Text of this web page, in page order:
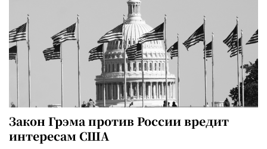
Закон Грэма против России вредит
интересам США